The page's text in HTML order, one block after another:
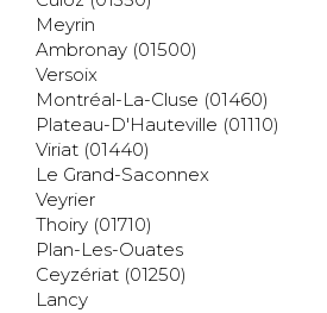
Meyrin
Ambronay (01500)
Versoix
Montréal-La-Cluse (01460)
Plateau-D'Hauteville (01110)
Viriat (01440)
Le Grand-Saconnex
Veyrier
Thoiry (01710)
Plan-Les-Ouates
Ceyzériat (01250)
Lancy